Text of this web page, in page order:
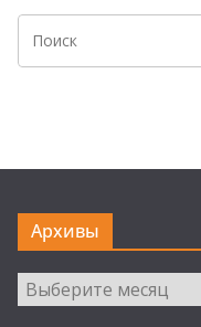
Архивы
Архивы